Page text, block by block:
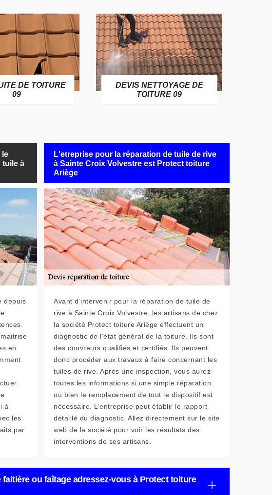
DE TOITURE
09
DEVIS NETTOYAGE DE
TOITURE 09
le
tuile à
depuis
en
à
les
par
L'etreprise pour la réparation de tuile de rive
à Sainte Croix Volvestre est Protect toiture
Ariège
Avant d’intervenir pour la réparation de tuile de
rive à Sainte Croix Volvestre, les artisans de chez
la société Protect toiture Ariège effectuent un
diagnostic de l’état général de la toiture. Ils sont
des couvreurs qualifiés et certifiés. Ils peuvent
donc procéder aux travaux à faire concernant les
tuiles de rive. Après une inspection, vous aurez
toutes les informations si une simple réparation
ou bien le remplacement de tout le dispositif est
nécessaire. L’entreprise peut établir le rapport
détaillé du diagnostic. Allez directement sur le site
web de la société pour voir les résultats des
interventions de ses artisans.
ou faîtage adressez-vous à Protect toiture